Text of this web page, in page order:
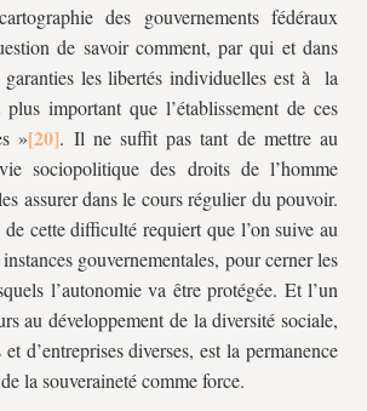
des gouvernements fédéraux
de savoir comment, par qui et dans
garanties les libertés individuelles est à la
important que l’établissement de ces
»
. Il ne suffit pas tant de mettre au
sociopolitique des droits de l’homme
assurer dans le cours régulier du pouvoir.
cette difficulté requiert que l’on suive au
gouvernementales, pour cerner les
l’autonomie va être protégée. Et l’un
au développement de la diversité sociale,
d’entreprises diverses, est la permanence
la souveraineté comme force.